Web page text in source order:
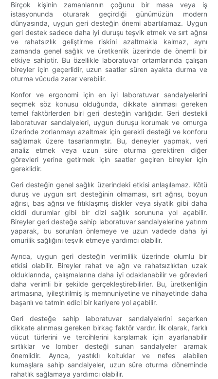
Birçok kişinin zamanlarının çoğunu bir masa veya iş
istasyonunda oturarak geçirdiği günümüzün modern
dünyasında, uygun geri desteğin önemi abartılamaz. Uygun
geri destek sadece daha iyi duruşu teşvik etmek ve sırt ağrısı
ve rahatsızlık geliştirme riskini azaltmakla kalmaz, aynı
zamanda genel sağlık ve üretkenlik üzerinde de önemli bir
etkiye sahiptir. Bu özellikle laboratuvar ortamlarında çalışan
bireyler için geçerlidir, uzun saatler süren ayakta durma ve
oturma vücuda zarar verebilir.
Konfor ve ergonomi için en iyi laboratuvar sandalyelerini
seçmek söz konusu olduğunda, dikkate alınması gereken
temel faktörlerden biri geri desteğin varlığıdır. Geri destekli
laboratuvar sandalyeleri, uygun duruşu korumak ve omurga
üzerinde zorlanmayı azaltmak için gerekli desteği ve konforu
sağlamak üzere tasarlanmıştır. Bu, deneyler yapmak, veri
analiz etmek veya uzun süre oturma gerektiren diğer
görevleri yerine getirmek için saatler geçiren bireyler için
gereklidir.
Geri desteğin genel sağlık üzerindeki etkisi anlaşılamaz. Kötü
duruş ve uygun sırt desteğinin olmaması, sırt ağrısı, boyun
ağrısı, baş ağrısı ve fıtıklaşmış diskler veya siyatik gibi daha
ciddi durumlar gibi bir dizi sağlık sorununa yol açabilir.
Bireyler geri desteğe sahip laboratuvar sandalyelerine yatırım
yaparak, bu sorunları önlemeye ve uzun vadede daha iyi
omurilik sağlığını teşvik etmeye yardımcı olabilir.
Ayrıca, uygun geri desteğin verimlilik üzerinde olumlu bir
etkisi olabilir. Bireyler rahat ve ağrı ve rahatsızlıktan uzak
olduklarında, çalışmalarına daha iyi odaklanabilir ve görevleri
daha verimli bir şekilde gerçekleştirebilirler. Bu, üretkenliğin
artmasına, iyileştirilmiş iş memnuniyetine ve nihayetinde daha
başarılı ve tatmin edici bir kariyere yol açabilir.
Geri desteğe sahip laboratuvar sandalyelerini seçerken
dikkate alınması gereken birkaç faktör vardır. İlk olarak, farklı
vücut türlerini ve tercihlerini karşılamak için ayarlanabilir
sırtlıklar ve lomber desteği sunan sandalyeler aramak
önemlidir. Ayrıca, yastıklı koltuklar ve nefes alabilen
kumaşlara sahip sandalyeler, uzun süre oturma döneminde
rahatlık sağlamaya yardımcı olabilir.